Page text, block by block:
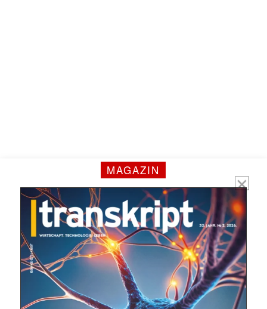
jede Woche aktuell informiert.
E-
Mail
(erforderlich)
MAGAZIN